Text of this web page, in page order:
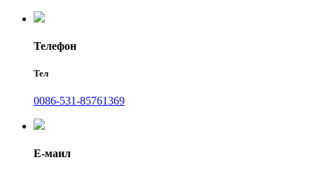
Телефон
Тел
0086-531-85761369
Е-маил